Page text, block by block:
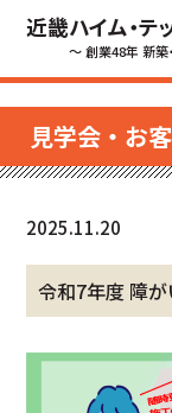
近畿ハイム・
～ 創業48年 新築
見学会・お
2025.11.20
令和7年度 障